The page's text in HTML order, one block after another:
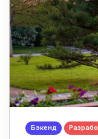
Бэкенд